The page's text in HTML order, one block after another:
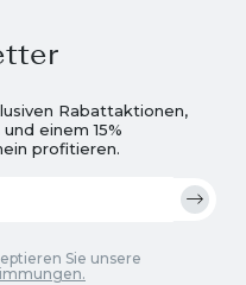
Rabattaktionen,
einem 15%
profitieren.
Sie unsere